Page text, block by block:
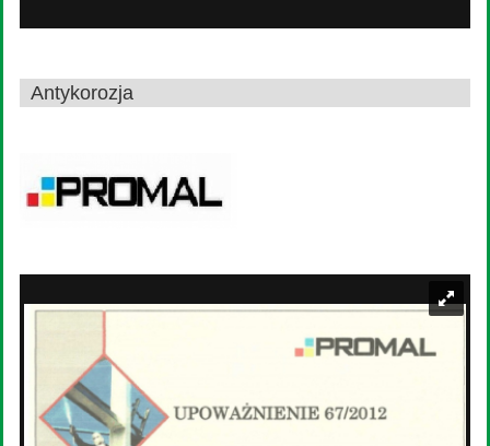
Antykorozja